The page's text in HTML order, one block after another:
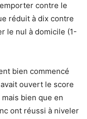
contre le
réduit à dix contre
le nul à domicile (1-
bien commencé
ouvert le score
bien que en
ont réussi à niveler